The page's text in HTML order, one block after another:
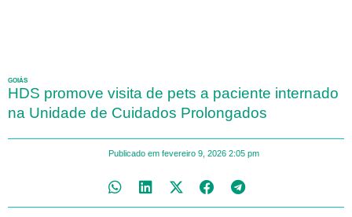
GOIÁS
HDS promove visita de pets a paciente internado
na Unidade de Cuidados Prolongados
Publicado em fevereiro 9, 2026 2:05 pm